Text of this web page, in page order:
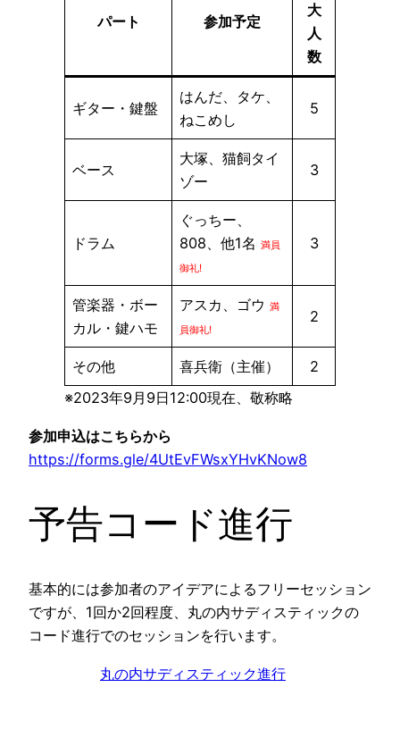
パート 参加予定
大
人
数
ギター・鍵盤
はんだ、タケ、
ねこめし
5
ベース
大塚、猫飼タイ
ゾー
3
ドラム
ぐっちー、
808、他1名満員
御礼!
3
管楽器・ボー
カル・鍵ハモ
アスカ、ゴウ満
員御礼!
2
その他 喜兵衛（主催）
2
※2023年9月9日12:00現在、敬称略
参加申込はこちらから
https://forms.gle/4UtEvFWsxYHvKNow8
予告コード進行
基本的には参加者のアイデアによるフリーセッション
ですが、1回か2回程度、丸の内サディスティックの
コード進行でのセッションを行います。
丸の内サディスティック進行